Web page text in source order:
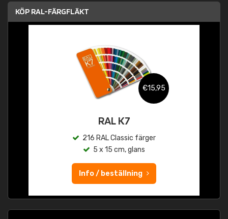
KÖP RAL-FÄRGFLÄKT
€15,95
RAL K7
216 RAL Classic färger
5 x 15 cm, glans
Info / beställning